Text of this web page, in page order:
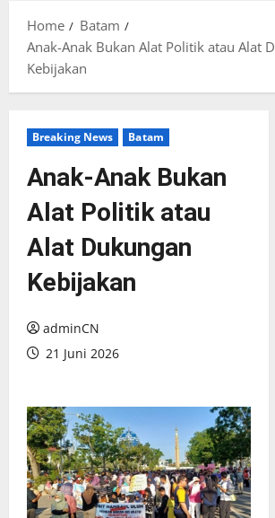
Home
Batam
Anak-Anak Bukan Alat Politik atau Alat
Kebijakan
Breaking News Batam
Anak-Anak Bukan
Alat Politik atau
Alat Dukungan
Kebijakan
adminCN
21 Juni 2026